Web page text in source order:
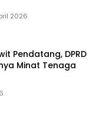
2026
Pendatang, DPRD
Minat Tenaga